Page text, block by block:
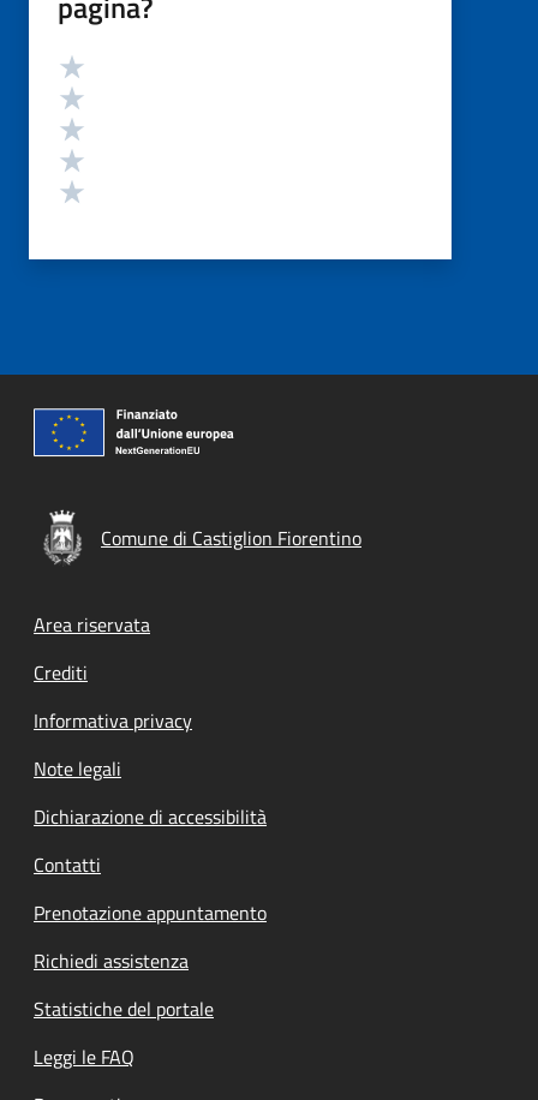
Valutazione
Comune di Castiglion Fiorentino
Footer menu
Area riservata
Crediti
Informativa privacy
Note legali
Dichiarazione di accessibilità
Contatti
Prenotazione appuntamento
Richiedi assistenza
Statistiche del portale
Leggi le FAQ